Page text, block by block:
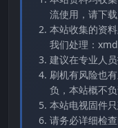
流使用，请下
本站收集的资
我们处理：
建议在专业人
刷机有风险也
负，本站概不
本站电视固件
请务必详细检